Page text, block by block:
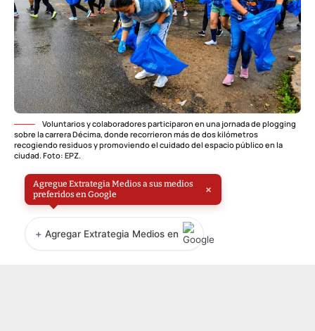
Voluntarios y colaboradores participaron en una jornada de plogging
sobre la carrera Décima, donde recorrieron más de dos kilómetros
recogiendo residuos y promoviendo el cuidado del espacio público en la
ciudad. Foto: EPZ.
Agregue Extrategia Medios a sus medios
preferidos en Google
×
+ Agregar Extrategia Medios en